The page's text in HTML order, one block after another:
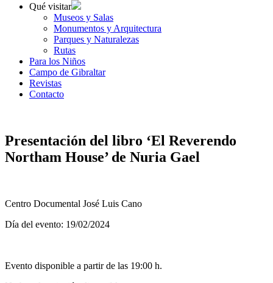
Qué visitar
Museos y Salas
Monumentos y Arquitectura
Parques y Naturalezas
Rutas
Para los Niños
Campo de Gibraltar
Revistas
Contacto
Presentación del libro ‘El Reverendo
Northam House’ de Nuria Gael
Centro Documental José Luis Cano
Día del evento: 19/02/2024
Evento disponible a partir de las 19:00 h.